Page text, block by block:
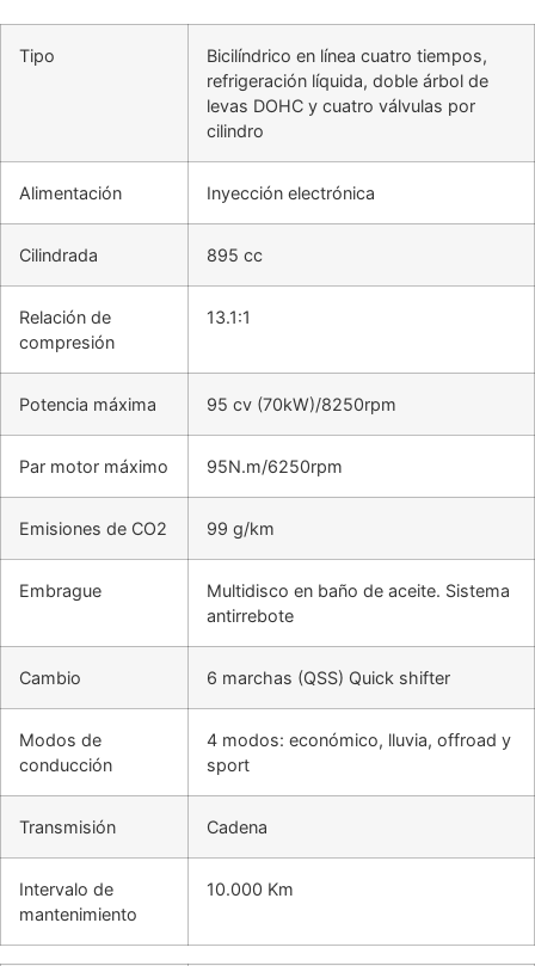
Tipo
Bicilíndrico en línea cuatro tiempos,
refrigeración líquida, doble árbol de
levas DOHC y cuatro válvulas por
cilindro
Alimentación Inyección electrónica
Cilindrada 895 cc
Relación de
compresión
13.1:1
Potencia máxima 95 cv (70kW)/8250rpm
Par motor máximo 95N.m/6250rpm
Emisiones de CO2 99 g/km
Embrague
Multidisco en baño de aceite. Sistema
antirrebote
Cambio 6 marchas (QSS) Quick shifter
Modos de
conducción
4 modos: económico, lluvia, offroad y
sport
Transmisión Cadena
Intervalo de
mantenimiento
10.000 Km